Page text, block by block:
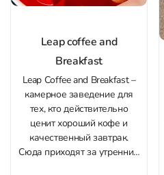
Leap coffee and
Breakfast
Leap Coffee and Breakfast –
камерное заведение для
тех, кто действительно
ценит хороший кофе и
качественный завтрак.
Сюда приходят за утренним